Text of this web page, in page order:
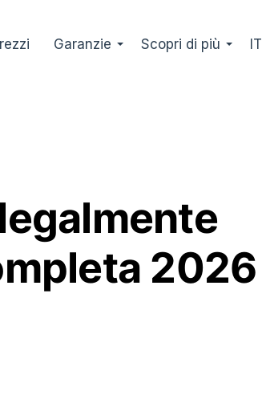
Garanzie Scopri di più IT
2026